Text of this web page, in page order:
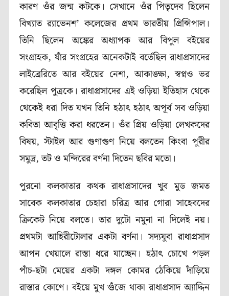
কারণ ওঁর জন্ম কটকে। সেখানে ওঁর পিতৃদেব ছিলেন
বিখ্যাত র‍্যাভেনশ’ কলেজের প্রথম ভারতীয় প্রিন্সিপাল।
তিনি ছিলেন অঙ্কের অধ্যাপক আর বিপুল বইয়ের
সংগ্রাহক, যাঁর সংগ্রহের অনেকটাই বর্তেছিল রাধাপ্রসাদের
লাইব্রেরিতে আর বইয়ের নেশা, আকাঙ্ক্ষা, স্বপ্নও ভর
করেছিল পুত্রকে। রাধাপ্রসাদের এই ওড়িয়া ইতিহাস থেকে
থেকেই ধরা দিত যখন তিনি হঠাৎ হঠাৎ অপূর্ব সব ওড়িয়া
কবিতা আবৃত্তি করা ধরতেন। ওঁর প্রিয় ওড়িয়া লেখকদের
বিষয়, স্টাইল আর গুণাগুণ নিয়ে বলতেন কিংবা পুরীর
সমুদ্র, তট ও মন্দিরের বর্ণনা দিতেন ছবির মতো।
পুরনো কলকাতার কথক রাধাপ্রসাদের খুব মুড জমত
সাবেক কলকাতার চেহারা চরিত্র আর গোরা সাহেবদের
ক্রিকেট নিয়ে বলতে। তার দুটো নমুনা না দিলেই নয়।
প্রথমটা আহিরীটোলার একটা বর্ণনা। সদ্যযুবা রাধাপ্রসাদ
আপন খেয়ালে রাস্তা ধরে যাচ্ছেন। হঠাৎ চোখে পড়ল
পাঁচ-ছটা মেয়ের একটা দঙ্গল কোমর ঠেকিয়ে দাঁড়িয়ে
রাস্তার কোণে। বইয়ে মুখ গুঁজে থাকা রাধাপ্রসাদ অ্যাদ্দিন